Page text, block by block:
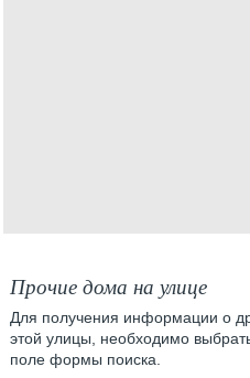
Прочие дома на улице
Для получения информации о
этой улицы, необходимо
поле формы поиска.